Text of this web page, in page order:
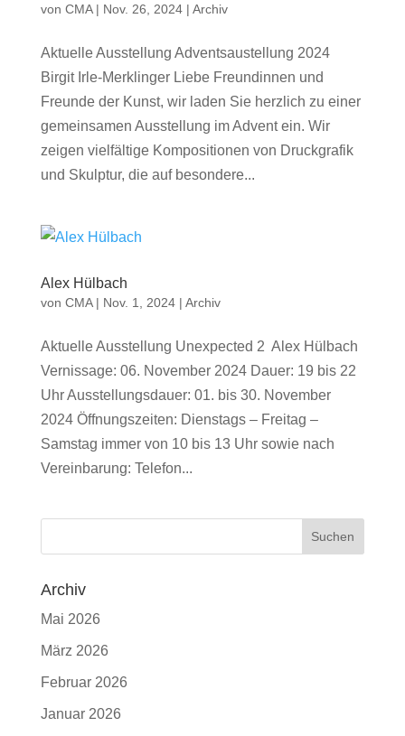
von CMA| Nov. 26, 2024| Archiv
Aktuelle Ausstellung Adventsaustellung 2024
Birgit Irle-Merklinger Liebe Freundinnen und
Freunde der Kunst, wir laden Sie herzlich zu einer
gemeinsamen Ausstellung im Advent ein. Wir
zeigen vielfältige Kompositionen von Druckgrafik
und Skulptur, die auf besondere...
Alex Hülbach
von CMA| Nov. 1, 2024| Archiv
Aktuelle Ausstellung Unexpected 2 Alex Hülbach
Vernissage: 06. November 2024 Dauer: 19 bis 22
Uhr Ausstellungsdauer: 01. bis 30. November
2024 Öffnungszeiten: Dienstags – Freitag –
Samstag immer von 10 bis 13 Uhr sowie nach
Vereinbarung: Telefon...
Archiv
Mai 2026
März 2026
Februar 2026
Januar 2026